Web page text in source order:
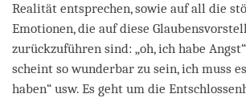
Realität entsprechen, sowie auf all die
Emotionen, die auf diese
zurückzuführen sind: „oh, ich habe
scheint so wunderbar zu sein, ich muss
haben“ usw. Es geht um die